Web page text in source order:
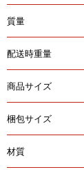
質量
配送時重量
商品サイズ
梱包サイズ
材質